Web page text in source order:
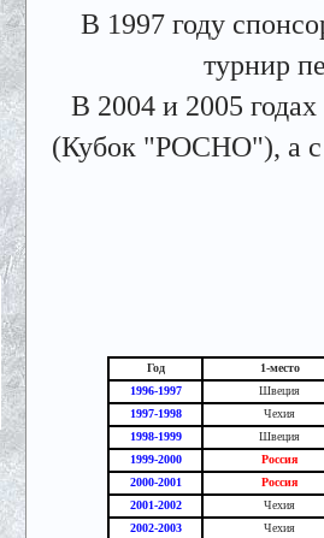
В 1997 году
турнир
В 2004 и 2005
(Кубок "РОСНО"), а с
Год
1-место
1996-1997
Швеция
1997-1998
Чехия
1998-1999
Швеция
1999-2000
Россия
2000-2001
Россия
2001-2002
Чехия
2002-2003
Чехия